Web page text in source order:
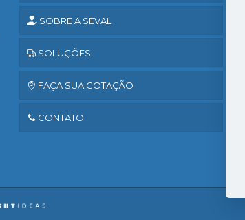
SOBRE A SEVAL
SOLUÇÕES
FAÇA SUA COTAÇÃO
CONTATO